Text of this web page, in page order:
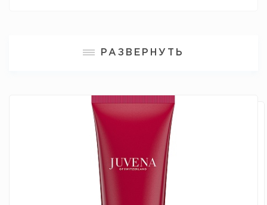
РАЗГЛАЖИВАЮЩИЙ КРЕМ ДЛЯ РУК
РАЗВЕРНУТЬ